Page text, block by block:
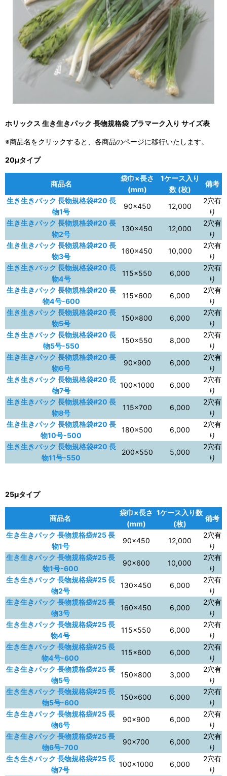
ホリックス 生き生きパック 長物規格袋 プラマーク入り サイズ表
※商品名をクリックすると、各商品のページに移行いたします。
20μタイプ
商品名
袋巾×長さ
(mm)
1ケース入り
数 (枚)
備考
生き生きパック 長物規格袋#20 長
物1号
90×450 12,000
2穴有
り
生き生きパック 長物規格袋#20 長
物2号
130×450 12,000
2穴有
り
生き生きパック 長物規格袋#20 長
物3号
160×450 10,000
2穴有
り
生き生きパック 長物規格袋#20 長
物4号
115×550 6,000
2穴有
り
生き生きパック 長物規格袋#20 長
物4号-600
115×600 6,000
2穴有
り
生き生きパック 長物規格袋#20 長
物5号
150×800 6,000
2穴有
り
生き生きパック 長物規格袋#20 長
物5号-550
150×550 8,000
2穴有
り
生き生きパック 長物規格袋#20 長
物6号
90×900 6,000
2穴有
り
生き生きパック 長物規格袋#20 長
物7号
100×1000 6,000
2穴有
り
生き生きパック 長物規格袋#20 長
物8号
115×700 6,000
2穴有
り
生き生きパック 長物規格袋#20 長
物10号-500
180×500 6,000
2穴有
り
生き生きパック 長物規格袋#20 長
物11号-550
200×550 5,000
2穴有
り
25μタイプ
商品名
袋巾×長さ
(mm)
1ケース入り数
(枚)
備考
生き生きパック 長物規格袋#25 長
物1号
90×450 12,000
2穴有
り
生き生きパック 長物規格袋#25 長
物1号-600
90×600 10,000
2穴有
り
生き生きパック 長物規格袋#25 長
物2号
130×450 6,000
2穴有
り
生き生きパック 長物規格袋#25 長
物3号
160×450 6,000
2穴有
り
生き生きパック 長物規格袋#25 長
物4号
115×550 6,000
2穴有
り
生き生きパック 長物規格袋#25 長
物4号-600
115×600 6,000
2穴有
り
生き生きパック 長物規格袋#25 長
物5号
150×800 3,000
2穴有
り
生き生きパック 長物規格袋#25 長
物5号-600
150×600 6,000
2穴有
り
生き生きパック 長物規格袋#25 長
物6号
90×900 6,000
2穴有
り
生き生きパック 長物規格袋#25 長
物6号-700
90×700 6,000
2穴有
り
生き生きパック 長物規格袋#25 長
物7号
100×1000 6,000
2穴有
り